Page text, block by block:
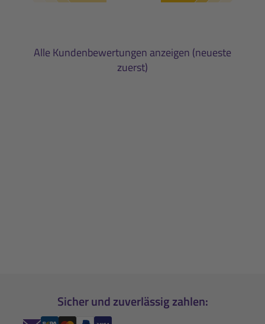
Alle Kundenbewertungen anzeigen (neueste
zuerst)
Sicher und zuverlässig zahlen: